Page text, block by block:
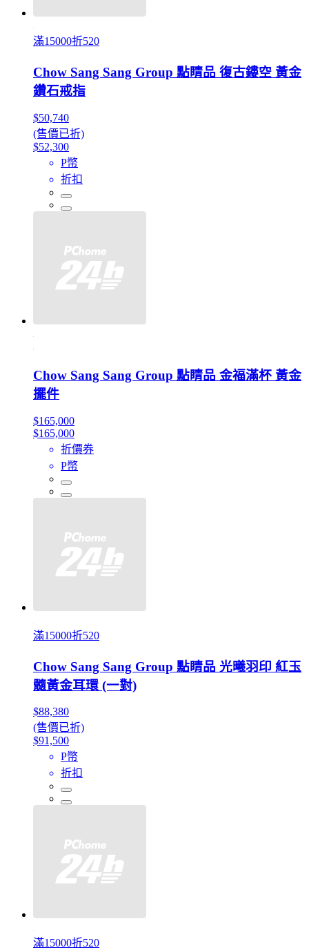
滿15000折520
Chow Sang Sang Group 點睛品 復古鏤空 黃金
鑽石戒指
$50,740
(售價已折)
$52,300
P幣
折扣
Chow Sang Sang Group 點睛品 金福滿杯 黃金
擺件
$165,000
$165,000
折價券
P幣
滿15000折520
Chow Sang Sang Group 點睛品 光曦羽印 紅玉
髓黃金耳環 (一對)
$88,380
(售價已折)
$91,500
P幣
折扣
滿15000折520